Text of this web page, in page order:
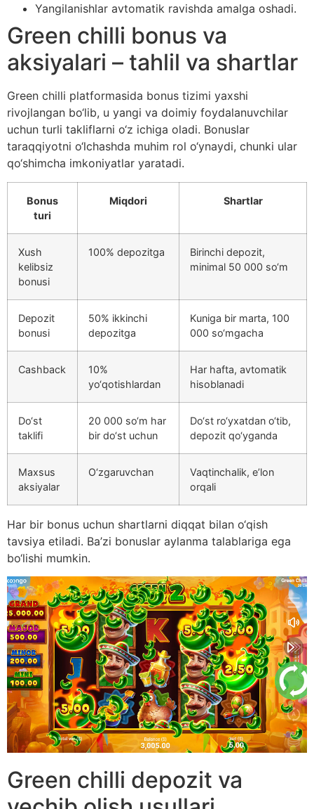
Yangilanishlar avtomatik ravishda amalga oshadi.
Green chilli bonus va
aksiyalari – tahlil va shartlar
Green chilli platformasida bonus tizimi yaxshi
rivojlangan bo‘lib, u yangi va doimiy foydalanuvchilar
uchun turli takliflarni o‘z ichiga oladi. Bonuslar
taraqqiyotni o‘lchashda muhim rol o‘ynaydi, chunki ular
qo‘shimcha imkoniyatlar yaratadi.
Bonus
turi
Miqdori Shartlar
Xush
kelibsiz
bonusi
100% depozitga
Birinchi depozit,
minimal 50 000 so‘m
Depozit
bonusi
50% ikkinchi
depozitga
Kuniga bir marta, 100
000 so‘mgacha
Cashback
10%
yo‘qotishlardan
Har hafta, avtomatik
hisoblanadi
Do‘st
taklifi
20 000 so‘m har
bir do‘st uchun
Do‘st ro‘yxatdan o‘tib,
depozit qo‘yganda
Maxsus
aksiyalar
O‘zgaruvchan
Vaqtinchalik, e’lon
orqali
Har bir bonus uchun shartlarni diqqat bilan o‘qish
tavsiya etiladi. Ba’zi bonuslar aylanma talablariga ega
bo‘lishi mumkin.
Green chilli depozit va